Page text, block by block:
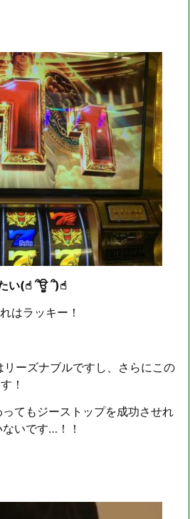
い(☝︎ ՞ਊ ՞)☝︎
はラッキー！
ーズナブルですし、さらにこの
！
てもジーストップを成功させれ
いです…！！